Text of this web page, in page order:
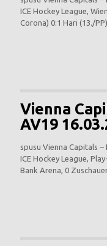
ICE Hockey League,
Corona) 0:1 Hari (13./
Vienna
AV19
spusu Vienna Capitals –
ICE Hockey League,
Bank Arena, 0